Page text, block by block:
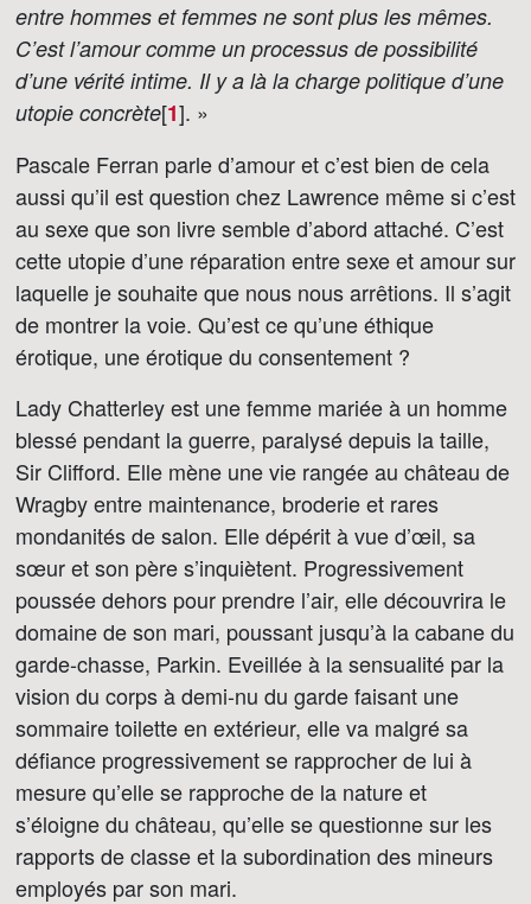
entre hommes et femmes ne sont plus les mêmes.
C’est l’amour comme un processus de possibilité
d’une vérité intime. Il y a là la charge politique d’une
utopie concrète[1]. »
Pascale Ferran parle d’amour et c’est bien de cela
aussi qu’il est question chez Lawrence même si c’est
au sexe que son livre semble d’abord attaché. C’est
cette utopie d’une réparation entre sexe et amour sur
laquelle je souhaite que nous nous arrêtions. Il s’agit
de montrer la voie. Qu’est ce qu’une éthique
érotique, une érotique du consentement ?
Lady Chatterley est une femme mariée à un homme
blessé pendant la guerre, paralysé depuis la taille,
Sir Clifford. Elle mène une vie rangée au château de
Wragby entre maintenance, broderie et rares
mondanités de salon. Elle dépérit à vue d’œil, sa
sœur et son père s’inquiètent. Progressivement
poussée dehors pour prendre l’air, elle découvrira le
domaine de son mari, poussant jusqu’à la cabane du
garde-chasse, Parkin. Eveillée à la sensualité par la
vision du corps à demi-nu du garde faisant une
sommaire toilette en extérieur, elle va malgré sa
défiance progressivement se rapprocher de lui à
mesure qu’elle se rapproche de la nature et
s’éloigne du château, qu’elle se questionne sur les
rapports de classe et la subordination des mineurs
employés par son mari.